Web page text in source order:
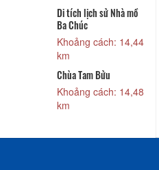
Di tích lịch sử Nhà mồ
Ba Chúc
Khoảng cách: 14,44
km
Chùa Tam Bửu
Khoảng cách: 14,48
km